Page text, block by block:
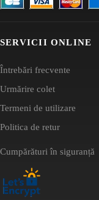
SERVICII ONLINE
Întrebări frecvente
Urmărire colet
Termeni de utilizare
Politica de retur
Cumpărături în siguranță